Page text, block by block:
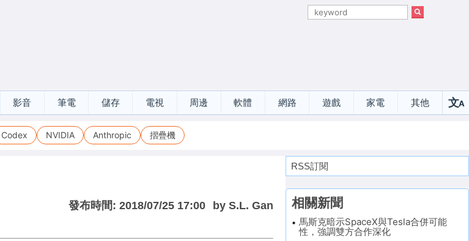
影音 筆電 儲存 電視 周邊 軟體 網路 遊戲 家電 其他 文A
Codex NVIDIA Anthropic 摺疊機
發布時間: 2018/07/25 17:00 by S.L. Gan
RSS訂閱
相關新聞
馬斯克暗示SpaceX與Tesla合併可能
性，強調雙方合作深化